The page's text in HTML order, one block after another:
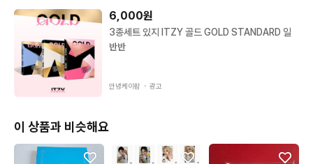
6,000원
3종세트 있지 ITZY 골드 GOLD STANDARD 일
반반
안녕케이팝 ・ 광고
이 상품과 비슷해요